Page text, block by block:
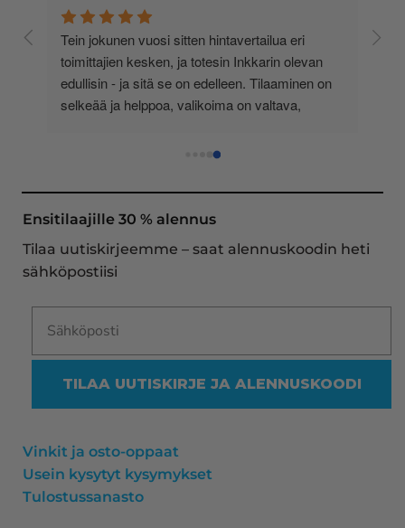
Tein jokunen vuosi sitten hintavertailua eri
toimittajien kesken, ja totesin Inkkarin olevan
edullisin - ja sitä se on edelleen. Tilaaminen on
selkeää ja helppoa, valikoima on valtava,
asiakaspalvelu todella ripeää (s-postin kautta) ja
oli noudettavissa postin lokerosta tänään!! En
näe mitään syytä vaihtaa toimittajaa. Kaikki on
ollut mitään moitittavaa! Lämmin suositus!
Ensitilaajille 30 % alennus
Tilaa uutiskirjeemme – saat alennuskoodin heti
sähköpostiisi
TILAA UUTISKIRJE JA ALENNUSKOODI
Vinkit ja osto-oppaat
Usein kysytyt kysymykset
Tulostussanasto